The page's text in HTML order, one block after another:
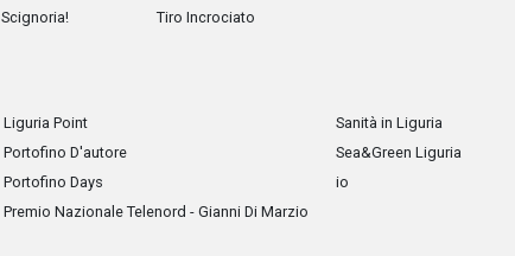
Scignoria!
Tiro Incrociato
Liguria Point
Portofino D'autore
Portofino Days
Premio Nazionale Telenord - Gianni Di Marzio
Sanità in Liguria
Sea&Green Liguria
io